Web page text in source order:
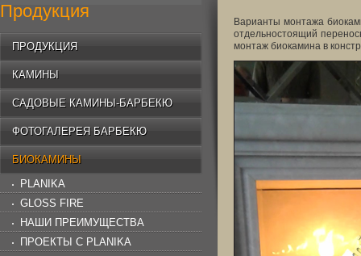
Продукция
ПРОДУКЦИЯ
КАМИНЫ
САДОВЫЕ КАМИНЫ-БАРБЕКЮ
ФОТОГАЛЕРЕЯ БАРБЕКЮ
БИОКАМИНЫ
PLANIKA
GLOSS FIRE
НАШИ ПРЕИМУЩЕСТВА
ПРОЕКТЫ C PLANIKA
Варианты монтажа
отдельностоящий
монтаж биокамина в